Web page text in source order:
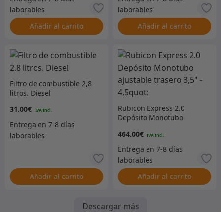
Añadir al carrito Añadir al carrito
Filtro de combustible 2,8
litros. Diesel
31.00€
Añadir al carrito
Rubicon Express 2.0
Depósito Monotubo
4,5quot;
464.00€
Añadir al carrito
Descargar más